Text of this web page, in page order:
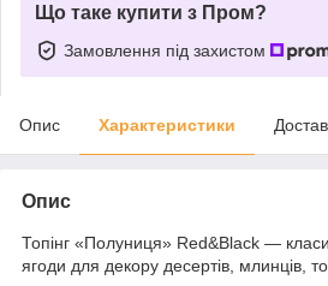
Що таке купити з Пром?
Замовлення під захистом
Опис Характеристики
Опис
Топінг «Полуниця» Red&Black —
ягоди для декору десертів, млинців,